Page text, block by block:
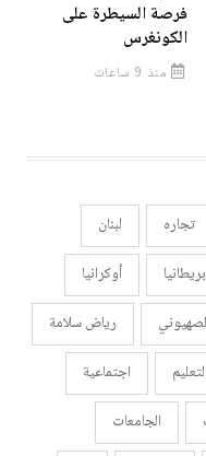
فرصة السيطرة على
الكونغرس
منذ 9 ساعات
تجاره
لبنان
بريطانيا
أوكرانيا
رياض سلامة
اجتماعية
الجامعات